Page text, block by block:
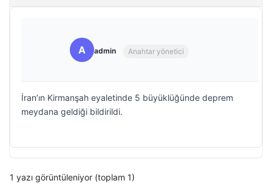
A admin Anahtar yönetici
İran’ın Kirmanşah eyaletinde 5 büyüklüğünde deprem
meydana geldiği bildirildi.
1 yazı görüntüleniyor (toplam 1)